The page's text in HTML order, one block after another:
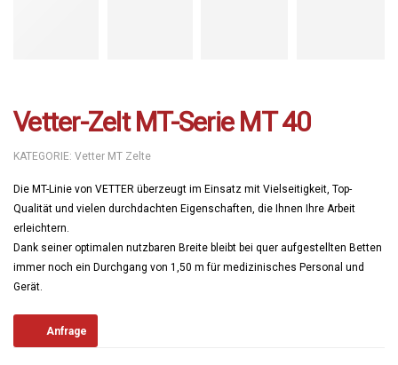
Vetter-Zelt MT-Serie MT 40
KATEGORIE: Vetter MT Zelte
Die MT-Linie von VETTER überzeugt im Einsatz mit Vielseitigkeit, Top-
Qualität und vielen durchdachten Eigenschaften, die Ihnen Ihre Arbeit
erleichtern.
Dank seiner optimalen nutzbaren Breite bleibt bei quer aufgestellten Betten
immer noch ein Durchgang von 1,50 m für medizinisches Personal und
Gerät.
Anfrage